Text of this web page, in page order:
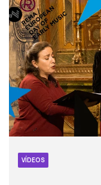
VÍDEOS